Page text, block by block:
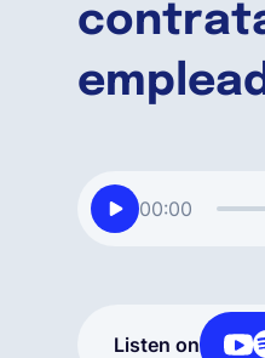
00:00
Listen on